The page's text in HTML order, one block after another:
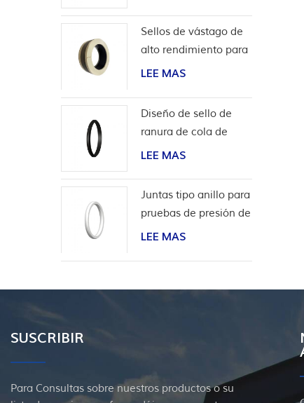
Sellos de vástago de
alto rendimiento para
aplicaciones de
LEE MAS
Diseño de sello de
ranura de cola de
milano para
LEE MAS
Juntas tipo anillo para
pruebas de presión de
válvulas
LEE MAS
SUSCRIBIR
Para Consultas sobre nuestros productos o su